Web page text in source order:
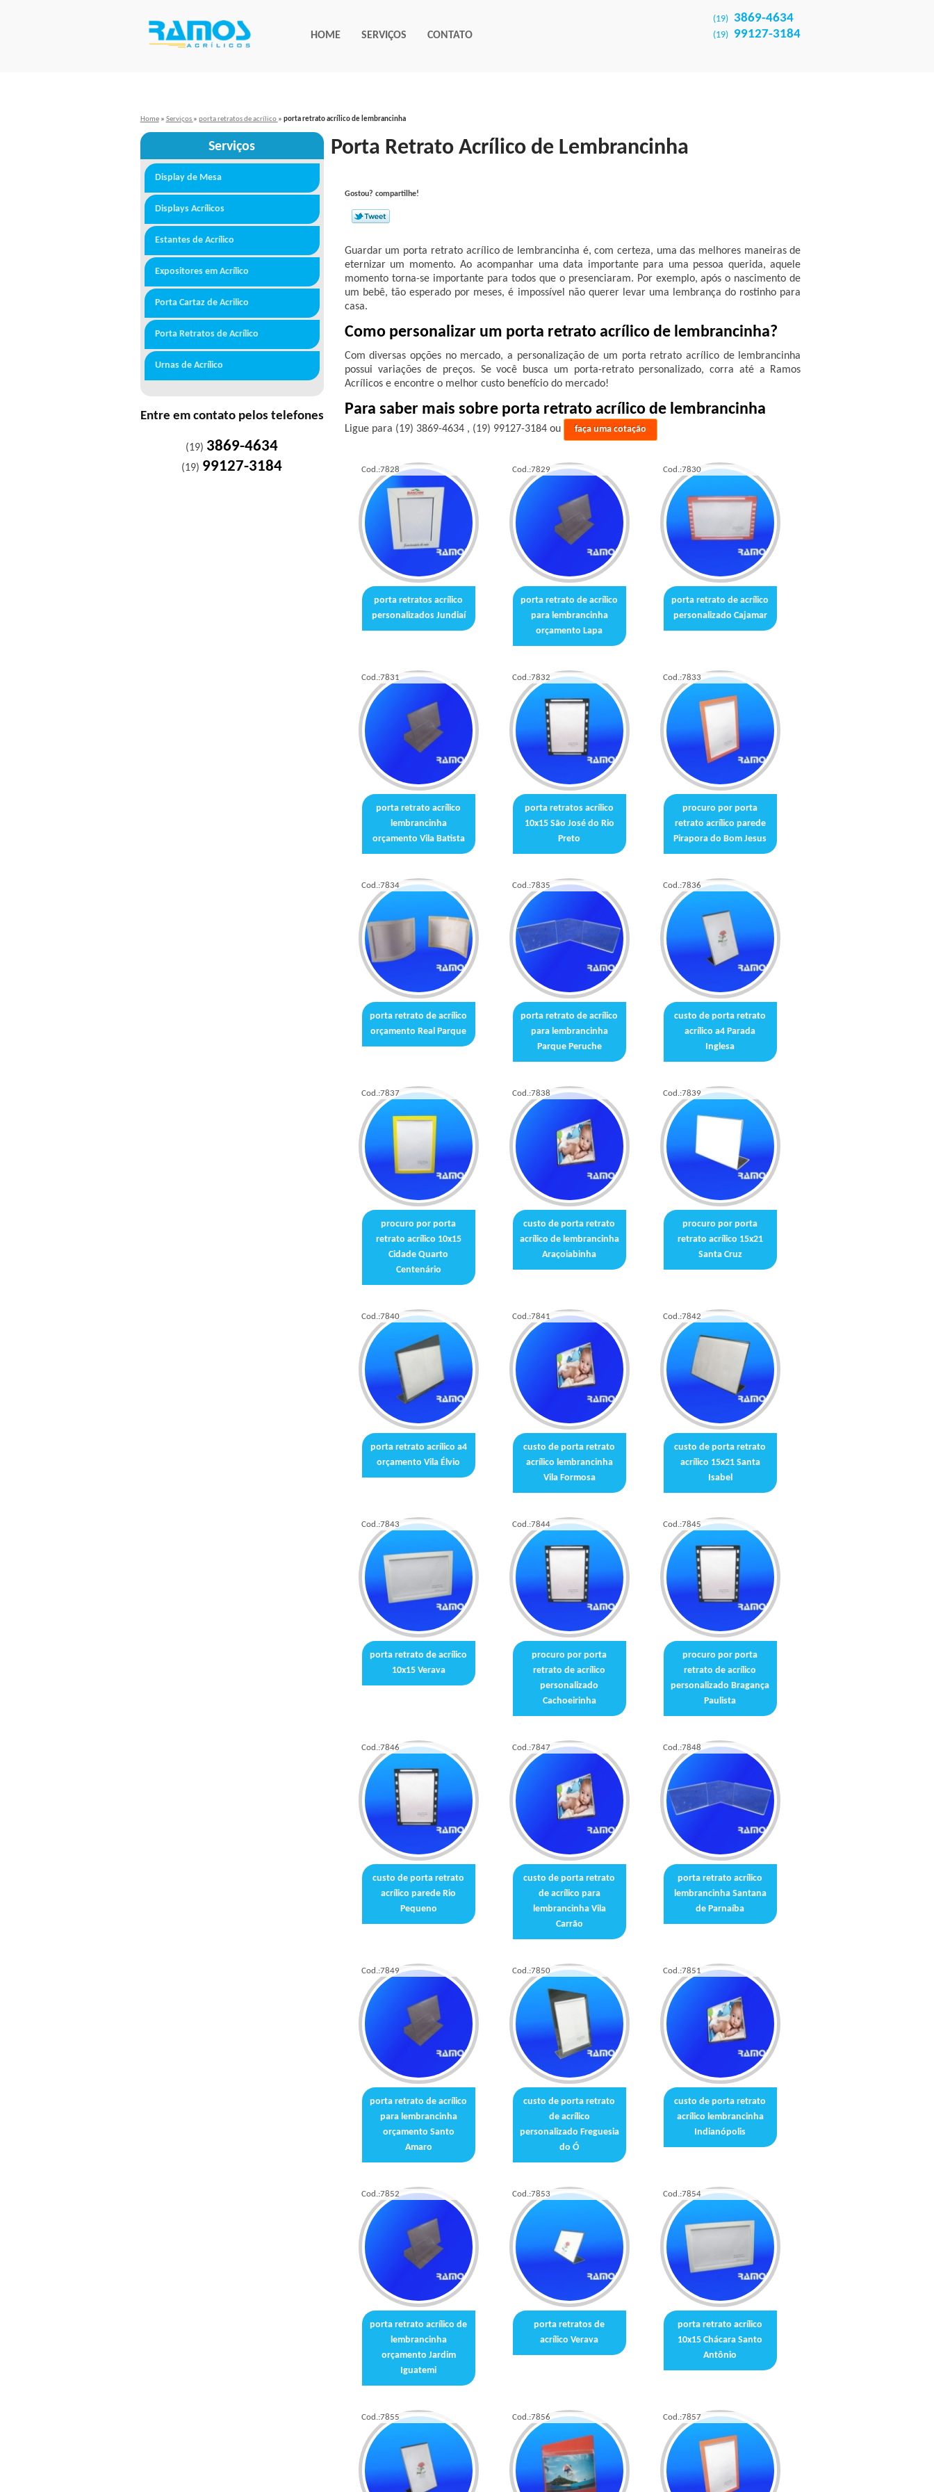
HOME SERVIÇOS CONTATO
(19) 3869-4634
(19) 99127-3184
Home » Serviços » porta retratos de acrílico » porta retrato acrílico de lembrancinha
Serviços
Display de Mesa
Displays Acrílicos
Estantes de Acrílico
Expositores em Acrílico
Porta Cartaz de Acrilico
Porta Retratos de Acrílico
Urnas de Acrílico
Entre em contato pelos telefones
(19) 3869-4634
(19) 99127-3184
Porta Retrato Acrílico de Lembrancinha
Gostou? compartilhe!
Guardar um porta retrato acrílico de lembrancinha é, com certeza, uma das melhores maneiras de
eternizar um momento. Ao acompanhar uma data importante para uma pessoa querida, aquele
momento torna-se importante para todos que o presenciaram. Por exemplo, após o nascimento de
um bebê, tão esperado por meses, é impossível não querer levar uma lembrança do rostinho para
casa.
Como personalizar um porta retrato acrílico de lembrancinha?
Com diversas opções no mercado, a personalização de um porta retrato acrílico de lembrancinha
possui variações de preços. Se você busca um porta-retrato personalizado, corra até a Ramos
Acrílicos e encontre o melhor custo benefício do mercado!
Para saber mais sobre porta retrato acrílico de lembrancinha
Ligue para (19) 3869-4634, (19) 99127-3184ou faça uma cotação
Cod.:7828
porta retratos acrílico
personalizados Jundiaí
Cod.:7829
porta retrato de acrílico
para lembrancinha
orçamento Lapa
Cod.:7830
porta retrato de acrílico
personalizado Cajamar
Cod.:7831
porta retrato acrílico
lembrancinha
orçamento Vila Batista
Cod.:7832
porta retratos acrílico
10x15 São José do Rio
Preto
Cod.:7833
procuro por porta
retrato acrílico parede
Pirapora do Bom Jesus
Cod.:7834
porta retrato de acrílico
orçamento Real Parque
Cod.:7835
porta retrato de acrílico
para lembrancinha
Parque Peruche
Cod.:7836
custo de porta retrato
acrílico a4 Parada
Inglesa
Cod.:7837
procuro por porta
retrato acrílico 10x15
Cidade Quarto
Centenário
Cod.:7838
custo de porta retrato
acrílico de lembrancinha
Araçoiabinha
Cod.:7839
procuro por porta
retrato acrílico 15x21
Santa Cruz
Cod.:7840
porta retrato acrílico a4
orçamento Vila Élvio
Cod.:7841
custo de porta retrato
acrílico lembrancinha
Vila Formosa
Cod.:7842
custo de porta retrato
acrílico 15x21 Santa
Isabel
Cod.:7843
porta retrato de acrílico
10x15 Verava
Cod.:7844
procuro por porta
retrato de acrílico
personalizado
Cachoeirinha
Cod.:7845
procuro por porta
retrato de acrílico
personalizado Bragança
Paulista
Cod.:7846
custo de porta retrato
acrílico parede Rio
Pequeno
Cod.:7847
custo de porta retrato
de acrílico para
lembrancinha Vila
Carrão
Cod.:7848
porta retrato acrílico
lembrancinha Santana
de Parnaíba
Cod.:7849
porta retrato de acrílico
para lembrancinha
orçamento Santo
Amaro
Cod.:7850
custo de porta retrato
de acrílico
personalizado Freguesia
do Ó
Cod.:7851
custo de porta retrato
acrílico lembrancinha
Indianópolis
Cod.:7852
porta retrato acrílico de
lembrancinha
orçamento Jardim
Iguatemi
Cod.:7853
porta retratos de
acrílico Verava
Cod.:7854
porta retrato acrílico
10x15 Chácara Santo
Antônio
Cod.:7855 Cod.:7856 Cod.:7857